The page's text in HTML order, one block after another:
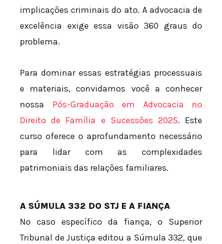
implicações criminais do ato. A advocacia de
excelência exige essa visão 360 graus do
problema.
Para dominar essas estratégias processuais
e materiais, convidamos você a conhecer
nossa Pós-Graduação em Advocacia no
Direito de Família e Sucessões 2025. Este
curso oferece o aprofundamento necessário
para lidar com as complexidades
patrimoniais das relações familiares.
A SÚMULA 332 DO STJ E A FIANÇA
No caso específico da fiança, o Superior
Tribunal de Justiça editou a Súmula 332, que